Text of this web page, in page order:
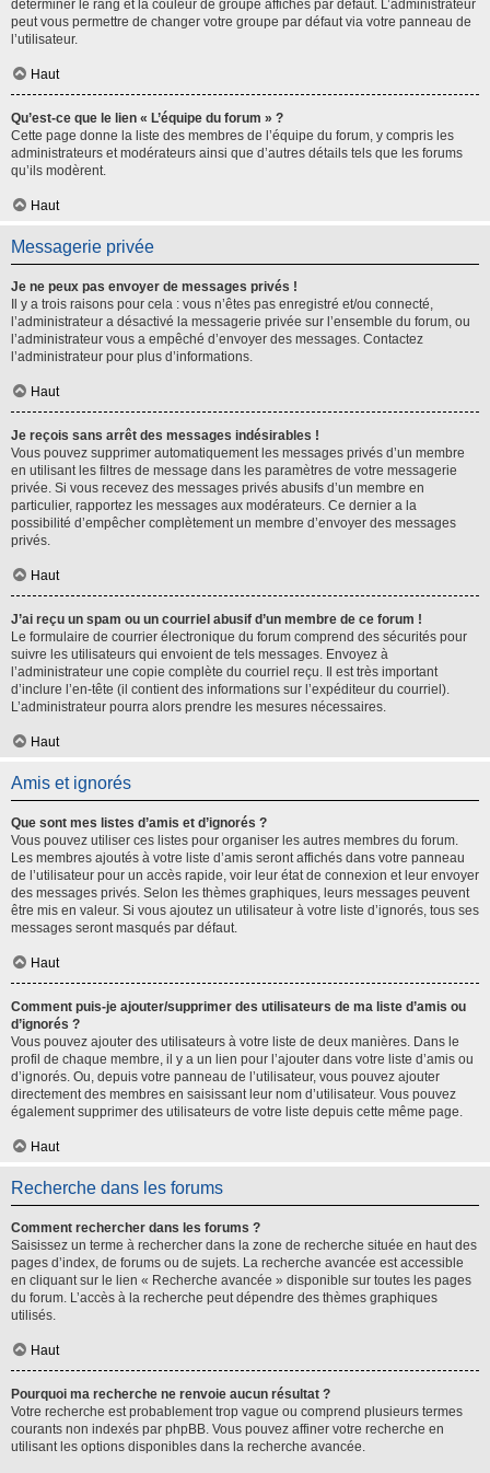
déterminer le rang et la couleur de groupe affichés par défaut. L’administrateur
peut vous permettre de changer votre groupe par défaut via votre panneau de
l’utilisateur.
Haut
Qu’est-ce que le lien « L’équipe du forum » ?
Cette page donne la liste des membres de l’équipe du forum, y compris les
administrateurs et modérateurs ainsi que d’autres détails tels que les forums
qu’ils modèrent.
Haut
Messagerie privée
Je ne peux pas envoyer de messages privés !
Il y a trois raisons pour cela : vous n’êtes pas enregistré et/ou connecté,
l’administrateur a désactivé la messagerie privée sur l’ensemble du forum, ou
l’administrateur vous a empêché d’envoyer des messages. Contactez
l’administrateur pour plus d’informations.
Haut
Je reçois sans arrêt des messages indésirables !
Vous pouvez supprimer automatiquement les messages privés d’un membre
en utilisant les filtres de message dans les paramètres de votre messagerie
privée. Si vous recevez des messages privés abusifs d’un membre en
particulier, rapportez les messages aux modérateurs. Ce dernier a la
possibilité d’empêcher complètement un membre d’envoyer des messages
privés.
Haut
J’ai reçu un spam ou un courriel abusif d’un membre de ce forum !
Le formulaire de courrier électronique du forum comprend des sécurités pour
suivre les utilisateurs qui envoient de tels messages. Envoyez à
l’administrateur une copie complète du courriel reçu. Il est très important
d’inclure l’en-tête (il contient des informations sur l’expéditeur du courriel).
L’administrateur pourra alors prendre les mesures nécessaires.
Haut
Amis et ignorés
Que sont mes listes d’amis et d’ignorés ?
Vous pouvez utiliser ces listes pour organiser les autres membres du forum.
Les membres ajoutés à votre liste d’amis seront affichés dans votre panneau
de l’utilisateur pour un accès rapide, voir leur état de connexion et leur envoyer
des messages privés. Selon les thèmes graphiques, leurs messages peuvent
être mis en valeur. Si vous ajoutez un utilisateur à votre liste d’ignorés, tous ses
messages seront masqués par défaut.
Haut
Comment puis-je ajouter/supprimer des utilisateurs de ma liste d’amis ou
d’ignorés ?
Vous pouvez ajouter des utilisateurs à votre liste de deux manières. Dans le
profil de chaque membre, il y a un lien pour l’ajouter dans votre liste d’amis ou
d’ignorés. Ou, depuis votre panneau de l’utilisateur, vous pouvez ajouter
directement des membres en saisissant leur nom d’utilisateur. Vous pouvez
également supprimer des utilisateurs de votre liste depuis cette même page.
Haut
Recherche dans les forums
Comment rechercher dans les forums ?
Saisissez un terme à rechercher dans la zone de recherche située en haut des
pages d’index, de forums ou de sujets. La recherche avancée est accessible
en cliquant sur le lien « Recherche avancée » disponible sur toutes les pages
du forum. L’accès à la recherche peut dépendre des thèmes graphiques
utilisés.
Haut
Pourquoi ma recherche ne renvoie aucun résultat ?
Votre recherche est probablement trop vague ou comprend plusieurs termes
courants non indexés par phpBB. Vous pouvez affiner votre recherche en
utilisant les options disponibles dans la recherche avancée.